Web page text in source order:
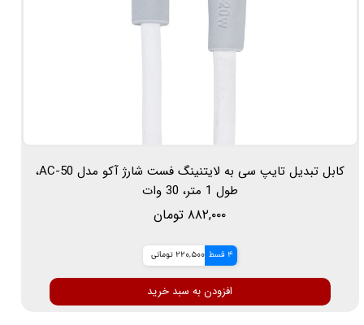
کابل تبدیل تایپ سی به لایتنینگ فست شارژ آکو مدل AC-50،
طول 1 متر، 30 وات
۸۸۲,۰۰۰ تومان
4 قسط 220,500 تومانی
افزودن به سبد خرید